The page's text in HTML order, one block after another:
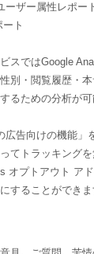
ーザー属性レポー
ト
スではGoogle
別・閲覧履歴・
るための分析が可
広告向けの機能」
てトラッキング
オプトアウト ア
することができま